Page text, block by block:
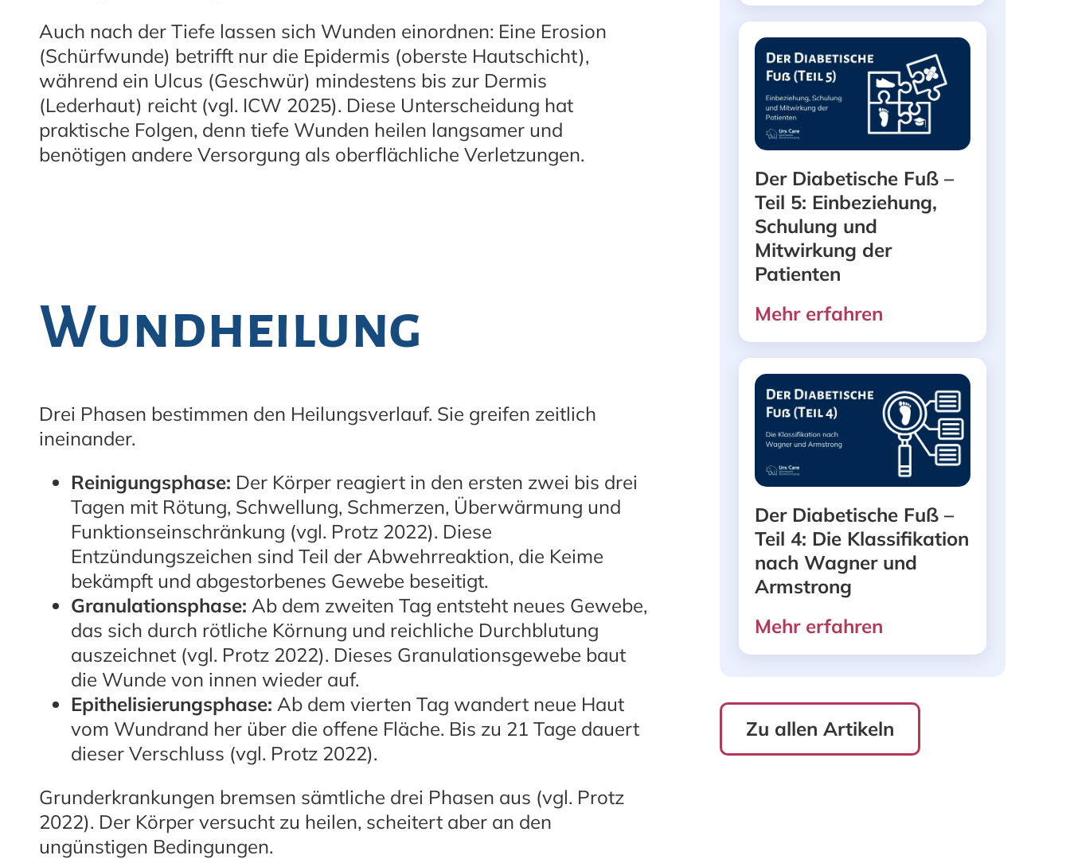
Auch nach der Tiefe lassen sich Wunden einordnen: Eine Erosion
(Schürfwunde) betrifft nur die Epidermis (oberste Hautschicht),
während ein Ulcus (Geschwür) mindestens bis zur Dermis
(Lederhaut) reicht (vgl. ICW 2025). Diese Unterscheidung hat
praktische Folgen, denn tiefe Wunden heilen langsamer und
benötigen andere Versorgung als oberflächliche Verletzungen.
Wundheilung
Drei Phasen bestimmen den Heilungsverlauf. Sie greifen zeitlich
ineinander.
Reinigungsphase: Der Körper reagiert in den ersten zwei bis drei
Tagen mit Rötung, Schwellung, Schmerzen, Überwärmung und
Funktionseinschränkung (vgl. Protz 2022). Diese
Entzündungszeichen sind Teil der Abwehrreaktion, die Keime
bekämpft und abgestorbenes Gewebe beseitigt.
Granulationsphase: Ab dem zweiten Tag entsteht neues Gewebe,
das sich durch rötliche Körnung und reichliche Durchblutung
auszeichnet (vgl. Protz 2022). Dieses Granulationsgewebe baut
die Wunde von innen wieder auf.
Epithelisierungsphase: Ab dem vierten Tag wandert neue Haut
vom Wundrand her über die offene Fläche. Bis zu 21 Tage dauert
dieser Verschluss (vgl. Protz 2022).
Grunderkrankungen bremsen sämtliche drei Phasen aus (vgl. Protz
2022). Der Körper versucht zu heilen, scheitert aber an den
ungünstigen Bedingungen.
Der Diabetische Fuß –
Teil 5: Einbeziehung,
Schulung und
Mitwirkung der
Patienten
Mehr erfahren
Der Diabetische Fuß –
Teil 4: Die Klassifikation
nach Wagner und
Armstrong
Mehr erfahren
Zu allen Artikeln